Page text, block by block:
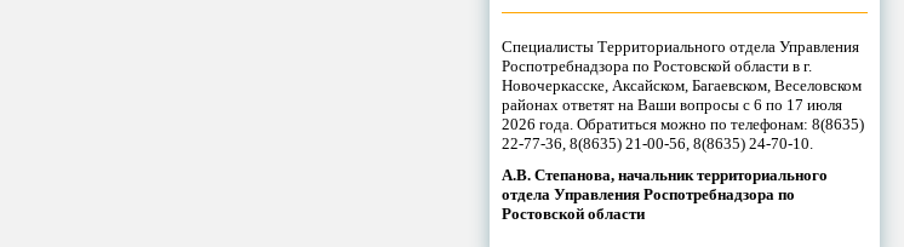
Специалисты Территориального отдела Управления
Роспотребнадзора по Ростовской области в г.
Новочеркасске, Аксайском, Багаевском, Веселовском
районах ответят на Ваши вопросы с 6 по 17 июля
2026 года. Обратиться можно по телефонам: 8(8635)
22-77-36, 8(8635) 21-00-56, 8(8635) 24-70-10.
А.В. Степанова, начальник территориального
отдела Управления Роспотребнадзора по
Ростовской области